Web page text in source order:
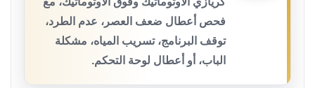
فحص أعطال ضعف العصر، عدم الطرد،
توقف البرنامج، تسريب المياه، مشكلة
الباب، أو أعطال لوحة التحكم.